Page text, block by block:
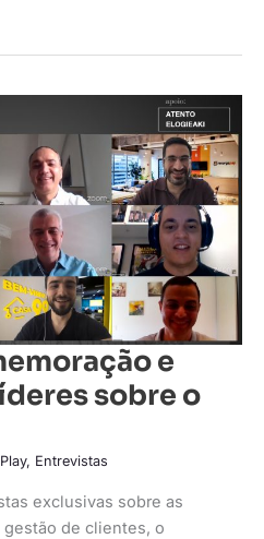
e
sobre o
, Entrevistas
exclusivas sobre as
de clientes, o